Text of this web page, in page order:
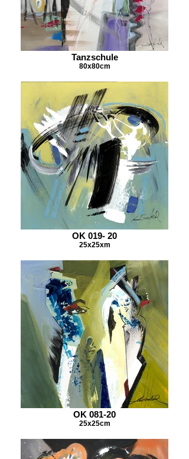
Tanzschule
80x80cm
OK 019- 20
25x25xm
OK 081-20
25x25cm